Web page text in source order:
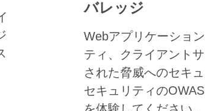
バレッジ
Webアプリケーショ
ティ、クライアント
された脅威へのセキ
セキュリティの
を体験してください。